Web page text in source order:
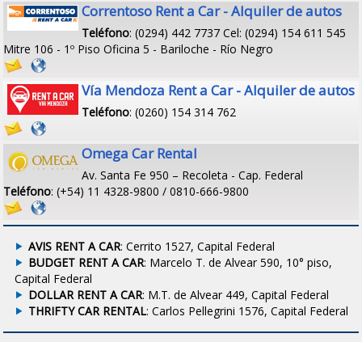
Correntoso Rent a Car - Alquiler de autos
Teléfono: (0294) 442 7737 Cel: (0294) 154 611 545
Mitre 106 - 1º Piso Oficina 5 - Bariloche - Río Negro
Vía Mendoza Rent a Car - Alquiler de autos
Teléfono: (0260) 154 314 762
Omega Car Rental
Av. Santa Fe 950 – Recoleta - Cap. Federal
Teléfono: (+54) 11 4328-9800 / 0810-666-9800
AVIS RENT A CAR: Cerrito 1527, Capital Federal
BUDGET RENT A CAR: Marcelo T. de Alvear 590, 10° piso,
Capital Federal
DOLLAR RENT A CAR: M.T. de Alvear 449, Capital Federal
THRIFTY CAR RENTAL: Carlos Pellegrini 1576, Capital Federal